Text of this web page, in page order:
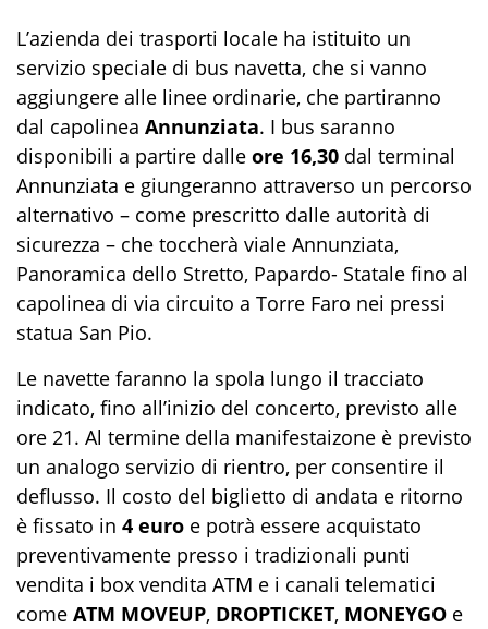
L’azienda dei trasporti locale ha istituito un
servizio speciale di bus navetta, che si vanno
aggiungere alle linee ordinarie, che partiranno
dal capolinea Annunziata. I bus saranno
disponibili a partire dalle ore 16,30 dal terminal
Annunziata e giungeranno attraverso un percorso
alternativo – come prescritto dalle autorità di
sicurezza – che toccherà viale Annunziata,
Panoramica dello Stretto, Papardo- Statale fino al
capolinea di via circuito a Torre Faro nei pressi
statua San Pio.
Le navette faranno la spola lungo il tracciato
indicato, fino all’inizio del concerto, previsto alle
ore 21. Al termine della manifestaizone è previsto
un analogo servizio di rientro, per consentire il
deflusso. Il costo del biglietto di andata e ritorno
è fissato in 4 euro e potrà essere acquistato
preventivamente presso i tradizionali punti
vendita i box vendita ATM e i canali telematici
come ATM MOVEUP, DROPTICKET, MONEYGO e